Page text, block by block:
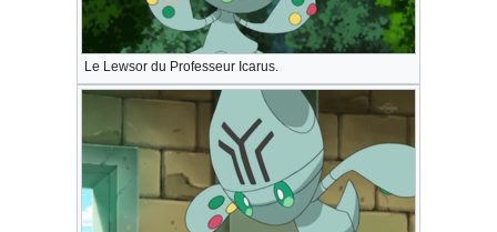
Le Lewsor du Professeur Icarus.